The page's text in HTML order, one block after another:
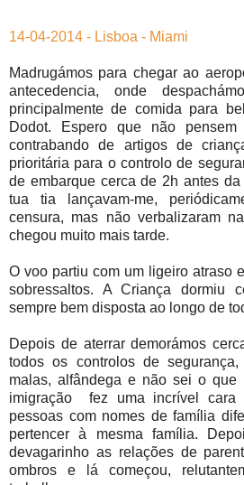
14-04-2014 - Lisboa - Miami
Madrugámos para chegar ao
antecedencia, onde
principalmente de comida para
Dodot. Espero que não
contrabando de artigos de
prioritária para o controlo de
de embarque cerca de 2h antes
tua tia lançavam-me,
censura, mas não verbalizaram
chegou muito mais tarde.
O voo partiu com um ligeiro atraso
sobressaltos. A Criança dormiu
sempre bem disposta ao longo de
Depois de aterrar demorámos
todos os controlos de
malas, alfândega e não sei o que
imigração fez uma incrível cara
pessoas com nomes de família
pertencer à mesma família.
devagarinho as relações de
ombros e lá começou,